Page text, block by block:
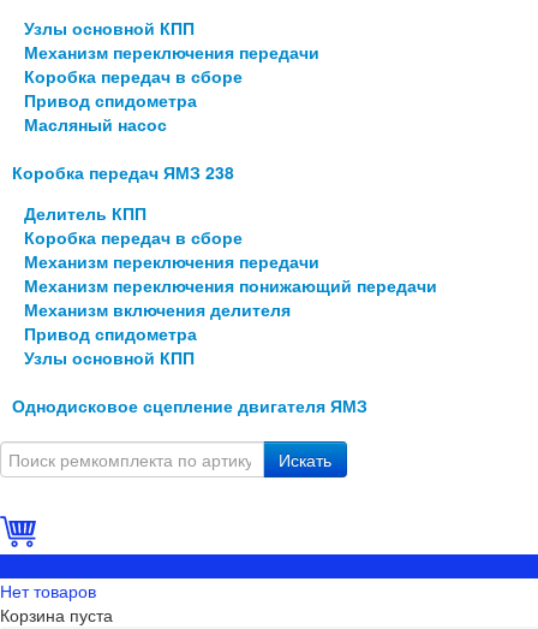
Узлы основной КПП
Механизм переключения передачи
Коробка передач в сборе
Привод спидометра
Масляный насос
Коробка передач ЯМЗ 238
Делитель КПП
Коробка передач в сборе
Механизм переключения передачи
Механизм переключения понижающий передачи
Механизм включения делителя
Привод спидометра
Узлы основной КПП
Однодисковое сцепление двигателя ЯМЗ
Искать
Нет товаров
Корзина пуста